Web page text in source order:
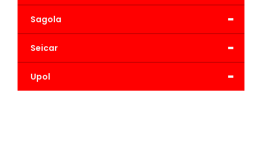
-
Sagola
-
Seicar
-
Upol